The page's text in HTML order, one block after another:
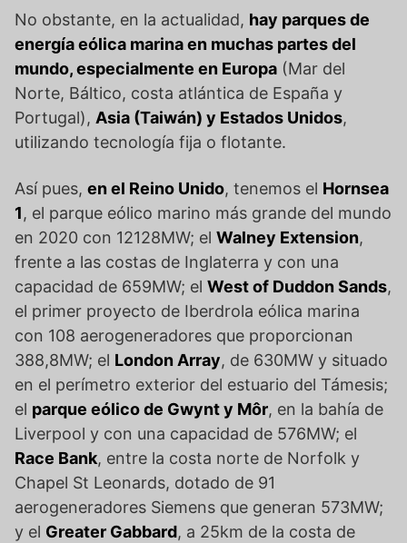
No obstante, en la actualidad, hay parques de
energía eólica marina en muchas partes del
mundo, especialmente en Europa (Mar del
Norte, Báltico, costa atlántica de España y
Portugal), Asia (Taiwán) y Estados Unidos,
utilizando tecnología fija o flotante.
Así pues, en el Reino Unido, tenemos el Hornsea
1, el parque eólico marino más grande del mundo
en 2020 con 12128MW; el Walney Extension,
frente a las costas de Inglaterra y con una
capacidad de 659MW; el West of Duddon Sands,
el primer proyecto de Iberdrola eólica marina
con 108 aerogeneradores que proporcionan
388,8MW; el London Array, de 630MW y situado
en el perímetro exterior del estuario del Támesis;
el parque eólico de Gwynt y Môr, en la bahía de
Liverpool y con una capacidad de 576MW; el
Race Bank, entre la costa norte de Norfolk y
Chapel St Leonards, dotado de 91
aerogeneradores Siemens que generan 573MW;
y el Greater Gabbard, a 25km de la costa de